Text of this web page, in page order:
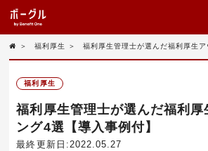
＞ 福利厚生 ＞ 福利厚生管理士が選んだ福利厚生
福利厚生
福利厚生管理士が選んだ福利厚
ング4選【導入事例付】
最終更新日:2022.05.27